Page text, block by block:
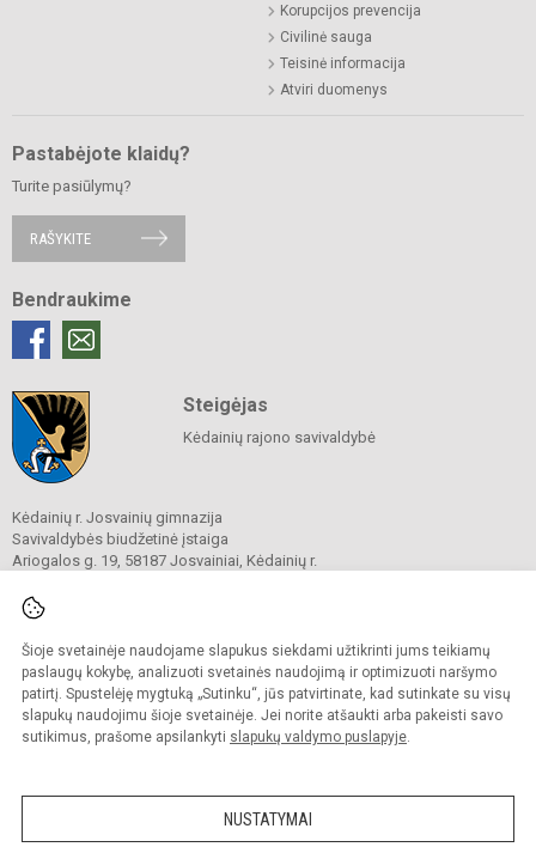
Šioje svetainėje naudojame slapukus siekdami užtikrinti jums teikiamų
paslaugų kokybę, analizuoti svetainės naudojimą ir optimizuoti naršymo
patirtį. Spustelėję mygtuką „Sutinku“, jūs patvirtinate, kad sutinkate su visų
slapukų naudojimu šioje svetainėje. Jei norite atšaukti arba pakeisti savo
sutikimus, prašome apsilankyti slapukų valdymo puslapyje.
NUSTATYMAI
Korupcijos prevencija
Civilinė sauga
Teisinė informacija
Atviri duomenys
Pastabėjote klaidų?
Turite pasiūlymų?
RAŠYKITE
Bendraukime
Steigėjas
Kėdainių rajono savivaldybė
Kėdainių r. Josvainių gimnazija
Savivaldybės biudžetinė įstaiga
Ariogalos g. 19, 58187 Josvainiai, Kėdainių r.
El. p.
Duomenys kaupiami ir saugomi
Juridinių asmenų registre
Įmonės kodas 191018728
Kopijuoti turinį be raštiško gimnazijos sutikimo griežtai draudžiama.
Prieinamumo paraiška Slapukų valdymas